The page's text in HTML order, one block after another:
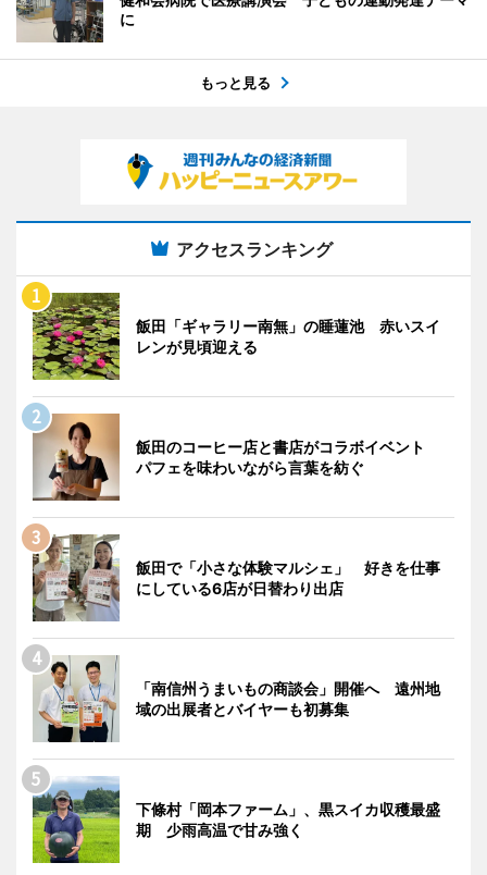
に
もっと見る
アクセスランキング
飯田「ギャラリー南無」の睡蓮池 赤いスイ
レンが見頃迎える
飯田のコーヒー店と書店がコラボイベント
パフェを味わいながら言葉を紡ぐ
飯田で「小さな体験マルシェ」 好きを仕事
にしている6店が日替わり出店
「南信州うまいもの商談会」開催へ 遠州地
域の出展者とバイヤーも初募集
下條村「岡本ファーム」、黒スイカ収穫最盛
期 少雨高温で甘み強く